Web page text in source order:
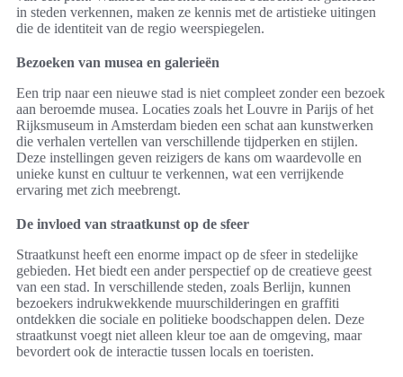
in steden verkennen, maken ze kennis met de artistieke uitingen
die de identiteit van de regio weerspiegelen.
Bezoeken van musea en galerieën
Een trip naar een nieuwe stad is niet compleet zonder een bezoek
aan beroemde musea. Locaties zoals het Louvre in Parijs of het
Rijksmuseum in Amsterdam bieden een schat aan kunstwerken
die verhalen vertellen van verschillende tijdperken en stijlen.
Deze instellingen geven reizigers de kans om waardevolle en
unieke kunst en cultuur te verkennen, wat een verrijkende
ervaring met zich meebrengt.
De invloed van straatkunst op de sfeer
Straatkunst heeft een enorme impact op de sfeer in stedelijke
gebieden. Het biedt een ander perspectief op de creatieve geest
van een stad. In verschillende steden, zoals Berlijn, kunnen
bezoekers indrukwekkende muurschilderingen en graffiti
ontdekken die sociale en politieke boodschappen delen. Deze
straatkunst voegt niet alleen kleur toe aan de omgeving, maar
bevordert ook de interactie tussen locals en toeristen.